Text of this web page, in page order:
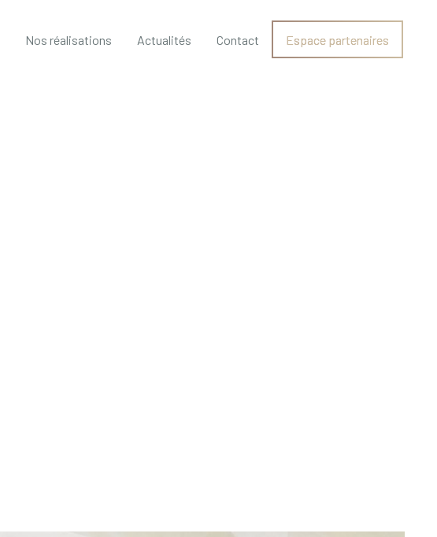
Nos réalisations Actualités Contact Espace partenaires